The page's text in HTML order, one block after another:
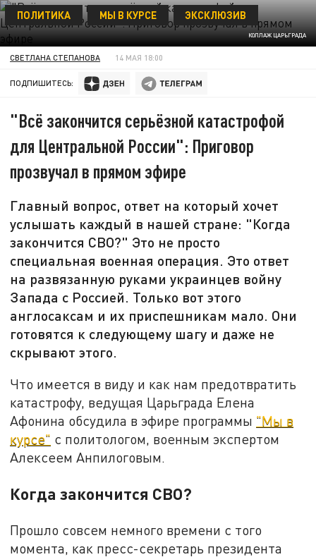
КОЛЛАЖ ЦАРЬГРАДА
ПОЛИТИКА МЫ В КУРСЕ ЭКСКЛЮЗИВ
СВЕТЛАНА СТЕПАНОВА 14 МАЯ 18:00
ПОДПИШИТЕСЬ:
"Всё закончится серьёзной катастрофой
для Центральной России": Приговор
прозвучал в прямом эфире
Главный вопрос, ответ на который хочет
услышать каждый в нашей стране: "Когда
закончится СВО?" Это не просто
специальная военная операция. Это ответ
на развязанную руками украинцев войну
Запада с Россией. Только вот этого
англосаксам и их приспешникам мало. Они
готовятся к следующему шагу и даже не
скрывают этого.
Что имеется в виду и как нам предотвратить
катастрофу, ведущая Царьграда Елена
Афонина обсудила в эфире программы "Мы в
курсе" с политологом, военным экспертом
Алексеем Анпилоговым.
Когда закончится СВО?
Прошло совсем немного времени с того
момента, как пресс-секретарь президента